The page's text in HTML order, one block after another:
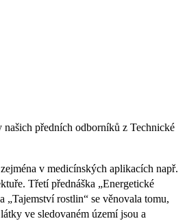
předních odborníků z Technické
v medicínských aplikacích např.
Třetí přednáška „Energetické
„Tajemství rostlin“ se věnovala tomu,
ve sledovaném území jsou a